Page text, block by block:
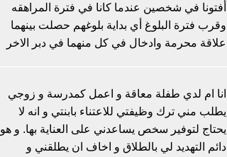
أفتونا في شخصين عندما كانا في فترة المراهقه
وقرب فترة البلوغ أي بداية بلوغهم حصلت بينهما
علاقة محرمة وادخال في كل منهما في دبر الاخر
انا ام لدي طفلة معاقة و اعمل كمدرسة و زوجي
يطلب مني ترك وظيفتي للاعتناء بابنتي و انه لا
يحتاج لتوفير سخص يساعدني على العناية بها. و هو
دائم التهديد لي بالطلاق و اخاف ان يطلقني و